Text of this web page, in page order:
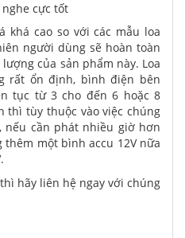
cực tốt
khá cao so với các mẫu loa
người dùng sẽ hoàn toàn
của sản phẩm này. Loa
rất ổn định, bình điện bên
tục từ 3 cho đến 6 hoặc 8
thì tùy thuộc vào việc chúng
nếu cần phát nhiều giờ hơn
một bình accu 12V nữa
hãy liên hệ ngay với chúng